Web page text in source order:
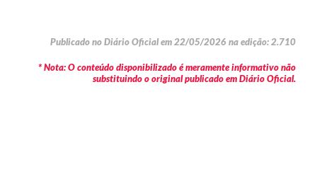
Publicado no Diário Oficial em 22/05/2026 na edição: 2.710
* Nota: O conteúdo disponibilizado é meramente informativo não
substituindo o original publicado em Diário Oficial.